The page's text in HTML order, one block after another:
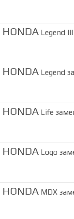
HONDA Legend
HONDA Legend
HONDA Life
HONDA Logo
HONDA MDX